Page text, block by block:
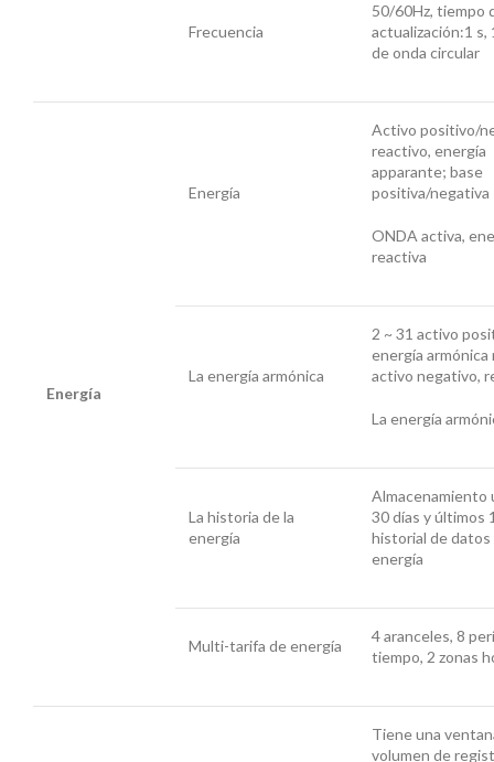
Frecuencia
50/60Hz, tiempo
actualización:1 s,
de onda circular
Energía
Energía
Activo positivo/
reactivo, energía
apparante; base
positiva/negativa
ONDA activa,
reactiva
La energía armónica
2 ~ 31 activo
energía armónica
activo negativo,
La energía
La historia de la
energía
Almacenamiento
30 días y últimos
historial de datos
energía
Multi-tarifa de energía
4 aranceles, 8
tiempo, 2 zonas
Tiene una
volumen de